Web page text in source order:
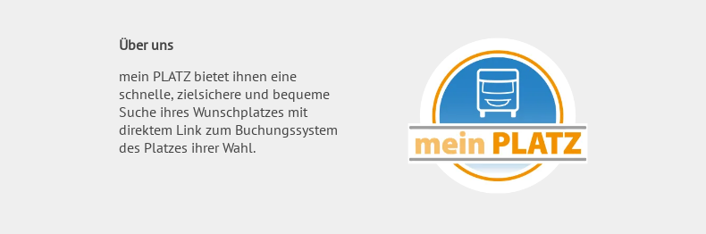
Über uns
mein PLATZ bietet ihnen eine
schnelle, zielsichere und bequeme
Suche ihres Wunschplatzes mit
direktem Link zum Buchungssystem
des Platzes ihrer Wahl.